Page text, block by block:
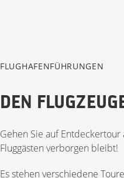
FLUGHAFENFÜHRUNGEN
DEN
Gehen Sie auf
Fluggästen verborgen bleibt!
Es stehen verschiedene